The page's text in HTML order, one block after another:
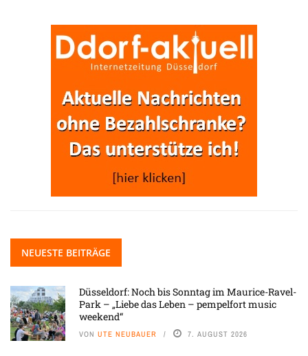
NEUESTE BEITRÄGE
Düsseldorf: Noch bis Sonntag im Maurice-Ravel-
Park – „Liebe das Leben – pempelfort music
weekend“
VON UTE NEUBAUER 7. AUGUST 2026